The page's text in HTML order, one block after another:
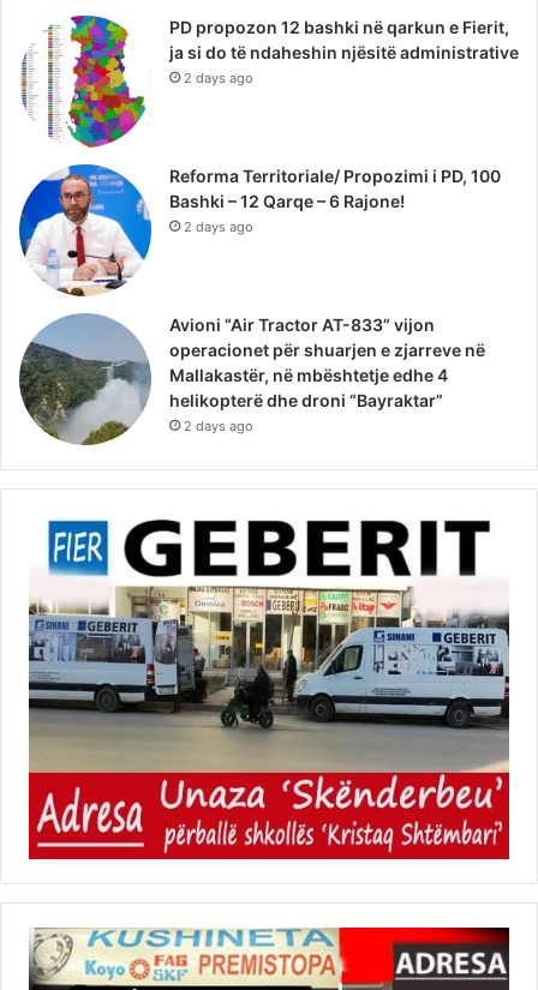
PD propozon 12 bashki në qarkun e Fierit,
ja si do të ndaheshin njësitë administrative
2 days ago
Reforma Territoriale/ Propozimi i PD, 100
Bashki – 12 Qarqe – 6 Rajone!
2 days ago
Avioni “Air Tractor AT-833” vijon
operacionet për shuarjen e zjarreve në
Mallakastër, në mbështetje edhe 4
helikopterë dhe droni “Bayraktar”
2 days ago